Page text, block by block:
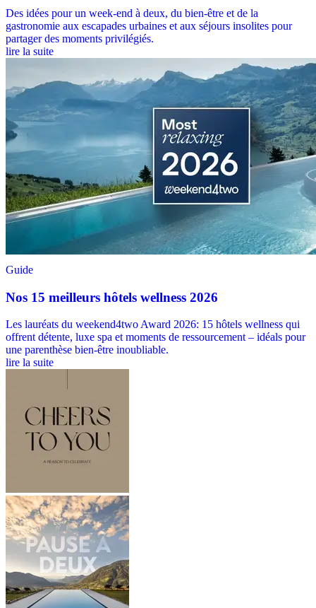
Des idées pour un week-end à deux, du bien-être et de la
gastronomie aux escapades urbaines et aux séjours insolites pour
partager des moments privilégiés.
lire la suite
Guide
Nos 15 meilleurs hôtels wellness 2026
Les lauréats du weekend4two Award 2026: 15 hôtels wellness qui
offrent détente, luxe spa et moments de ressourcement – idéals pour
une parenthèse bien-être inoubliable.
lire la suite